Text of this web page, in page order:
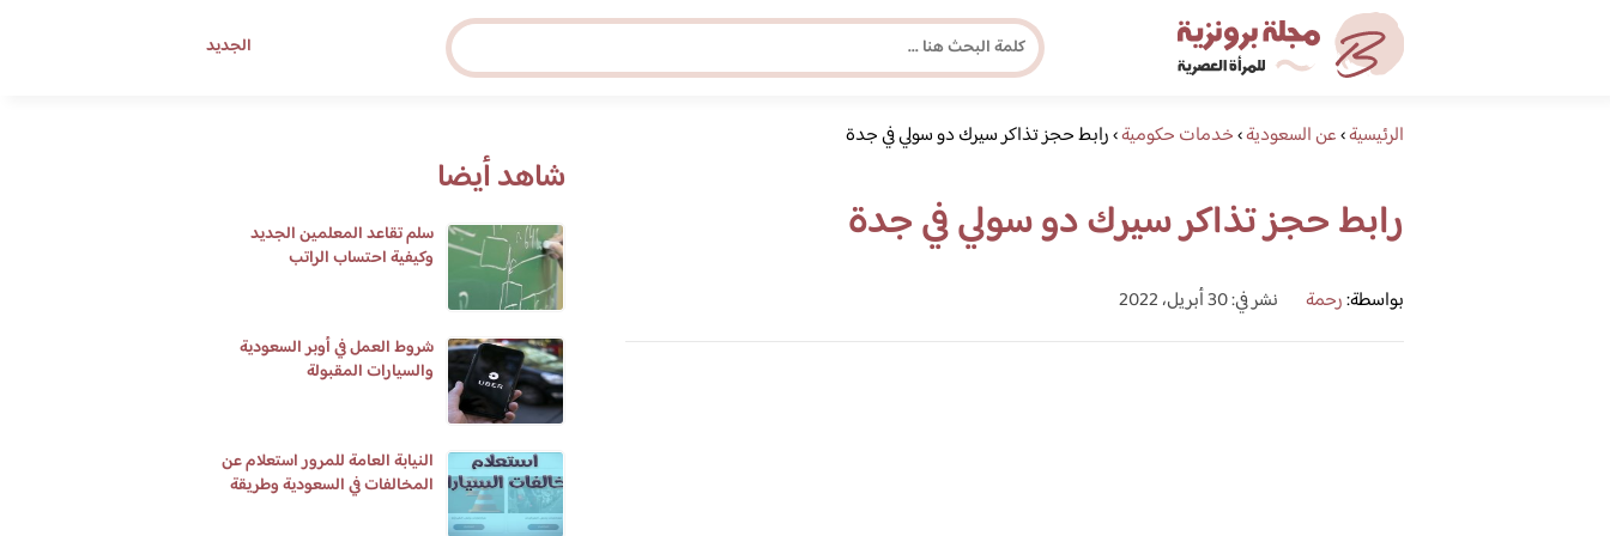
الجديد
مجلة برونزية للفتاة العصرية
ابحث عن أي موضوع يهمك
الرئيسية›عن السعودية›خدمات حكومية›رابط حجز تذاكر سيرك دو سولي في جدة
رابط حجز تذاكر سيرك دو سولي في جدة
بواسطة:رحمة نشر في: 30 أبريل، 2022
شاهد أيضا
سلم تقاعد المعلمين الجديد
وكيفية احتساب الراتب
شروط العمل في أوبر السعودية
والسيارات المقبولة
النيابة العامة للمرور استعلام عن
المخالفات في السعودية وطريقة